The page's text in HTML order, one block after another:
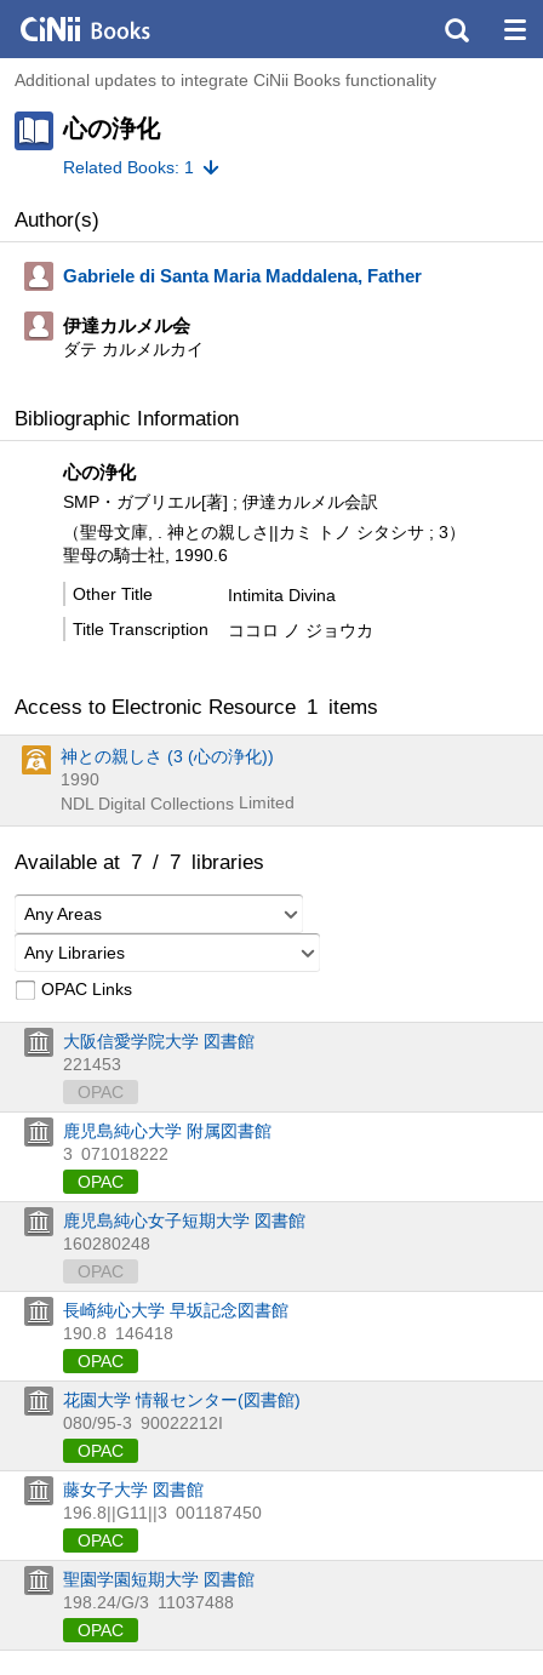
Additional updates to integrate CiNii Books functionality
心の浄化
Related Books: 1
Author(s)
Gabriele di Santa Maria Maddalena, Father
伊達カルメル会
ダテ カルメルカイ
Bibliographic Information
心の浄化
SMP・ガブリエル[著] ; 伊達カルメル会訳
（聖母文庫, . 神との親しさ||カミ トノ シタシサ ; 3）
聖母の騎士社, 1990.6
Other Title
Intimita Divina
Title Transcription
ココロ ノ ジョウカ
Access to Electronic Resource 1 items
神との親しさ (3 (心の浄化))
1990
NDL Digital Collections Limited
Available at 7 / 7 libraries
Any Areas
Any Libraries
OPAC Links
大阪信愛学院大学 図書館
221453
OPAC
鹿児島純心大学 附属図書館
3 071018222
OPAC
鹿児島純心女子短期大学 図書館
160280248
OPAC
長崎純心大学 早坂記念図書館
190.8 146418
OPAC
花園大学 情報センター(図書館)
080/95-3 90022212I
OPAC
藤女子大学 図書館
196.8||G11||3 001187450
OPAC
聖園学園短期大学 図書館
198.24/G/3 11037488
OPAC